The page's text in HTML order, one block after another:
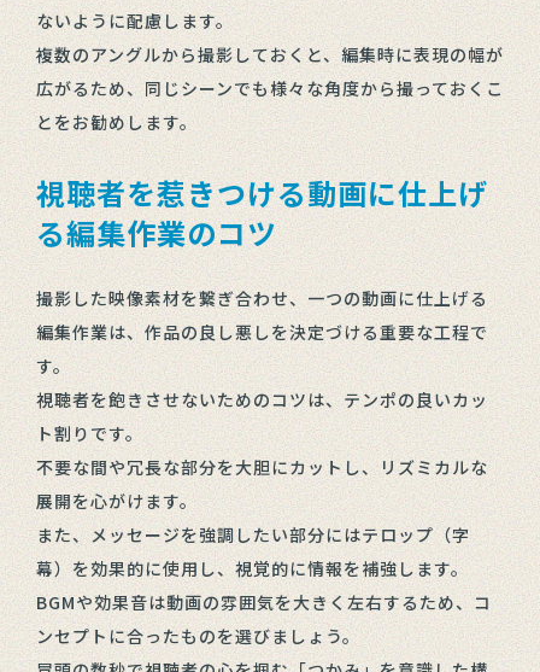
ないように配慮します。
複数のアングルから撮影しておくと、編集時に表現の幅が
広がるため、同じシーンでも様々な角度から撮っておくこ
とをお勧めします。
視聴者を惹きつける動画に仕上げ
る編集作業のコツ
撮影した映像素材を繋ぎ合わせ、一つの動画に仕上げる
編集作業は、作品の良し悪しを決定づける重要な工程で
す。
視聴者を飽きさせないためのコツは、テンポの良いカッ
ト割りです。
不要な間や冗長な部分を大胆にカットし、リズミカルな
展開を心がけます。
また、メッセージを強調したい部分にはテロップ（字
幕）を効果的に使用し、視覚的に情報を補強します。
BGMや効果音は動画の雰囲気を大きく左右するため、コ
ンセプトに合ったものを選びましょう。